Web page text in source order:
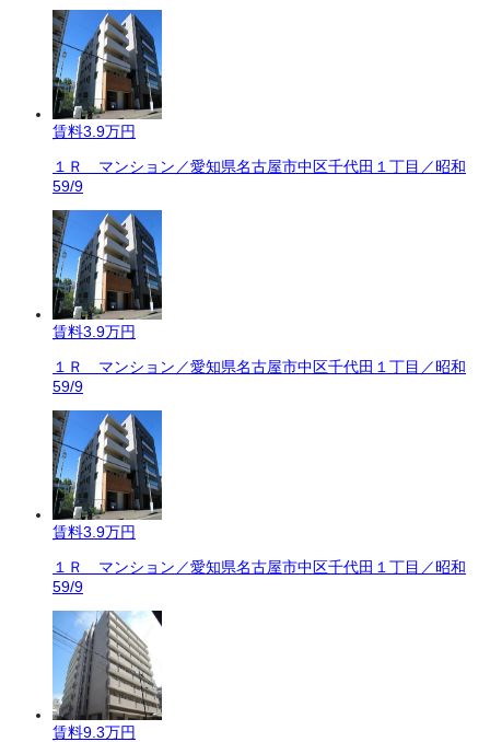
賃料3.9万円
１Ｒ マンション／愛知県名古屋市中区千代田１丁目／昭和
59/9
賃料3.9万円
１Ｒ マンション／愛知県名古屋市中区千代田１丁目／昭和
59/9
賃料3.9万円
１Ｒ マンション／愛知県名古屋市中区千代田１丁目／昭和
59/9
賃料9.3万円